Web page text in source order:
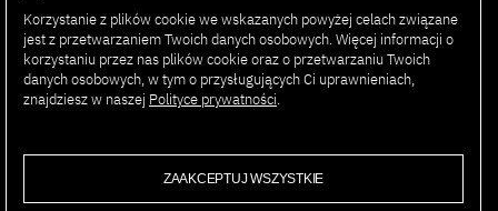
AI SUMMIT
PJAIT
Korzystanie z plików cookie we wskazanych powyżej celach związane
jest z przetwarzaniem Twoich danych osobowych. Więcej informacji o
korzystaniu przez nas plików cookie oraz o przetwarzaniu Twoich
danych osobowych, w tym o przysługujących Ci uprawnieniach,
znajdziesz w naszej Polityce prywatności.
ZAAKCEPTUJ WSZYSTKIE